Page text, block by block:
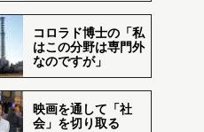
コロラド博士の「私
はこの分野は専門外
なのですが」
映画を通して「社
会」を切り取る